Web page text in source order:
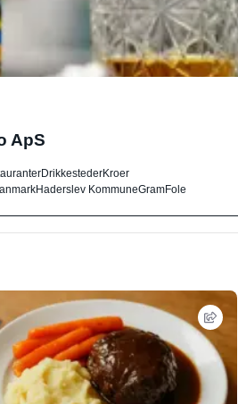
ApS
DrikkestederKroer
Haderslev KommuneGramFole